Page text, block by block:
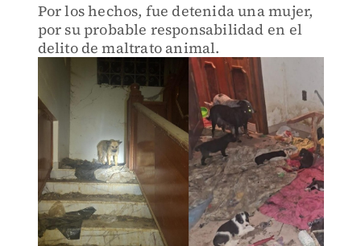
Por los hechos, fue detenida una mujer,
por su probable responsabilidad en el
delito de maltrato animal.